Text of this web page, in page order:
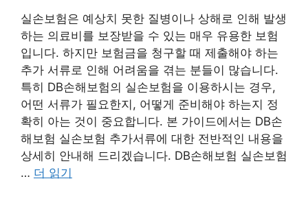
실손보험은 예상치 못한 질병이나 상해로 인해 발생
하는 의료비를 보장받을 수 있는 매우 유용한 보험
입니다. 하지만 보험금을 청구할 때 제출해야 하는
추가 서류로 인해 어려움을 겪는 분들이 많습니다.
특히 DB손해보험의 실손보험을 이용하시는 경우,
어떤 서류가 필요한지, 어떻게 준비해야 하는지 정
확히 아는 것이 중요합니다. 본 가이드에서는 DB손
해보험 실손보험 추가서류에 대한 전반적인 내용을
상세히 안내해 드리겠습니다. DB손해보험 실손보험
… 더 읽기